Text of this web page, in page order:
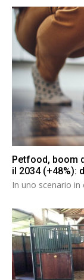
Petfood, boom
il 2034 (+48%):
In uno scenario